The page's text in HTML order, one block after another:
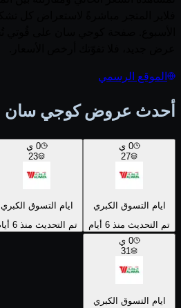
الموقع الرسمي
أحدث عروض كوجي سان
0 ي
27
ايام التسوق الكبري
تم التحديث منذ 6 أيام
0 ي
23
ايام التسوق الكبري
تم التحديث منذ 6 أيام
0 ي
31
ايام التسوق الكبري